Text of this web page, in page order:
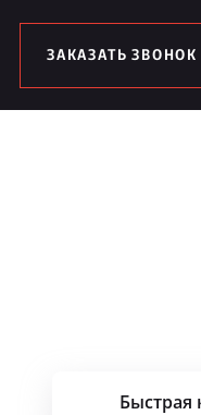
ЗАКАЗАТЬ ЗВОНОК
Быстрая